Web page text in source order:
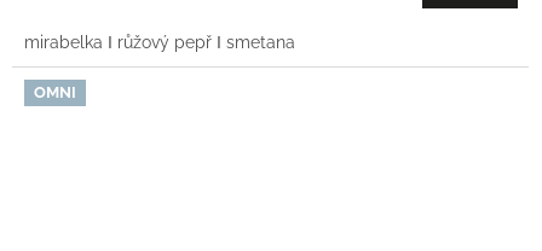
mirabelka Ι růžový pepř Ι smetana
OMNI